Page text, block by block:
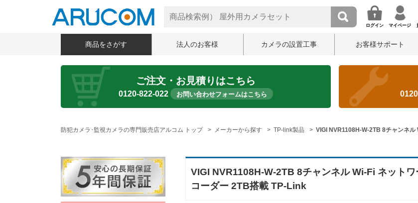
ログイン マイページ
商品をさがす 法人のお客様 カメラの設置工事 お客様サポート
ご注文・お見積りはこちら
0120-822-022 お問い合わせフォームはこちら
防犯カメラ･監視カメラの専門販売店アルコム トップ メーカーから探す TP-link製品 VIGI NVR1108H-W-2TB 8チャンネ
VIGI NVR1108H-W-2TB 8チャンネル Wi-Fi ネットワ
コーダー 2TB搭載 TP-Link